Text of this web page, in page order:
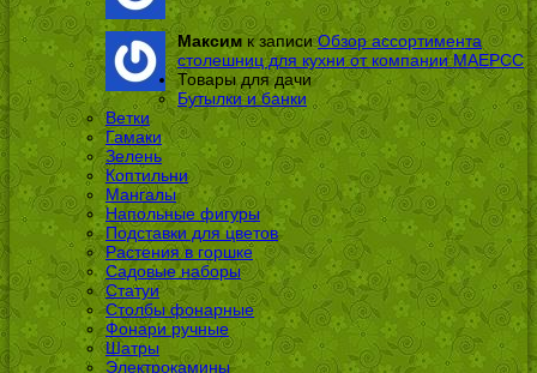
Максимк записиОбзор ассортимента
столешниц для кухни от компании МАЕРСС
Товары для дачи
Бутылки и банки
Ветки
Гамаки
Зелень
Коптильни
Мангалы
Напольные фигуры
Подставки для цветов
Растения в горшке
Садовые наборы
Статуи
Столбы фонарные
Фонари ручные
Шатры
Электрокамины